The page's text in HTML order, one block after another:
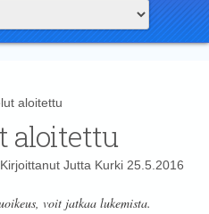
aloitettu
aloitettu
Jutta Kurki25.5.2016
voit jatkaa lukemista.